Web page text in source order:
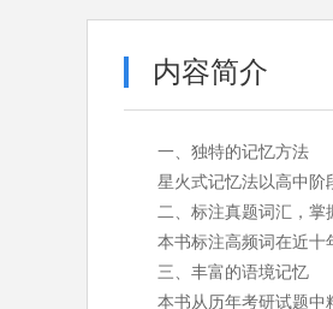
内容简介
一、独特的记忆方法
星火式记忆法以高中阶
二、标注真题词汇，掌
本书标注高频词在近十
三、丰富的语境记忆
本书从历年考研试题中